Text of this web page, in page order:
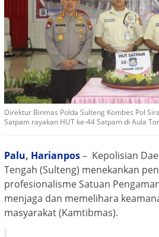
Direktur Binmas Polda Sulteng Kombes Pol
Satpam rayakan HUT ke-44 Satpam di Aula
Palu, Harianpos– Kepolisian
Tengah (Sulteng) menekankan
profesionalisme Satuan
menjaga dan memelihara
masyarakat (Kamtibmas).